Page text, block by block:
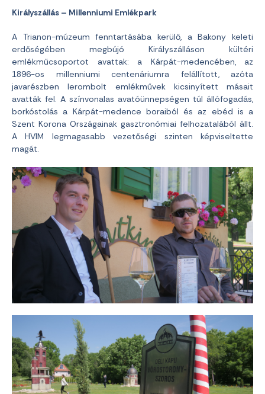
Királyszállás – Millenniumi Emlékpark
A Trianon-múzeum fenntartásába kerülő, a Bakony keleti
erdőségében megbújó Királyszálláson kültéri
emlékműcsoportot avattak: a Kárpát-medencében, az
1896-os millenniumi centenáriumra felállított, azóta
javarészben lerombolt emlékművek kicsinyített másait
avatták fel. A színvonalas avatóünnepségen túl állófogadás,
borkóstolás a Kárpát-medence boraiból és az ebéd is a
Szent Korona Országainak gasztronómiai felhozatalából állt.
A HVIM legmagasabb vezetőségi szinten képviseltette
magát.